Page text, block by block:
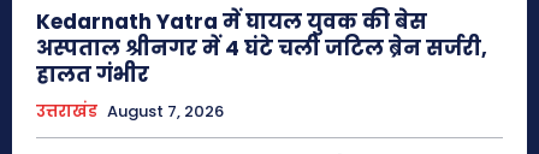
Kedarnath Yatra में घायल युवक की बेस
अस्पताल श्रीनगर में 4 घंटे चली जटिल ब्रेन सर्जरी,
हालत गंभीर
उत्तराखंड August 7, 2026